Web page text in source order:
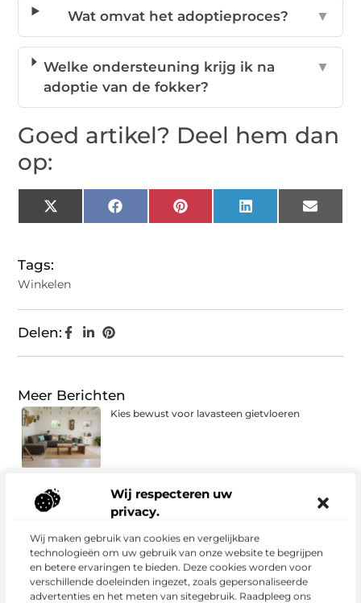
Wij respecteren uw
privacy.
Wij maken gebruik van cookies en vergelijkbare
technologieën om uw gebruik van onze website te begrijpen
en betere ervaringen te bieden. Deze cookies worden voor
verschillende doeleinden ingezet, zoals gepersonaliseerde
advertenties en het meten van sitegebruik. Raadpleeg ons
Wat omvat het adoptieproces? ▼
Welke ondersteuning krijg ik na
adoptie van de fokker?
▼
Goed artikel? Deel hem dan
op:
X
(Twitter)
FacebookPinterestLinkedIn Email
Tags:
Winkelen
Delen:
Meer Berichten
Kies bewust voor lavasteen gietvloeren
Waarom Pokémon-webshops een andere
SEO-strategie nodig hebben dan gewone
webshops
Van zoekresultaat naar merkvoorkeur